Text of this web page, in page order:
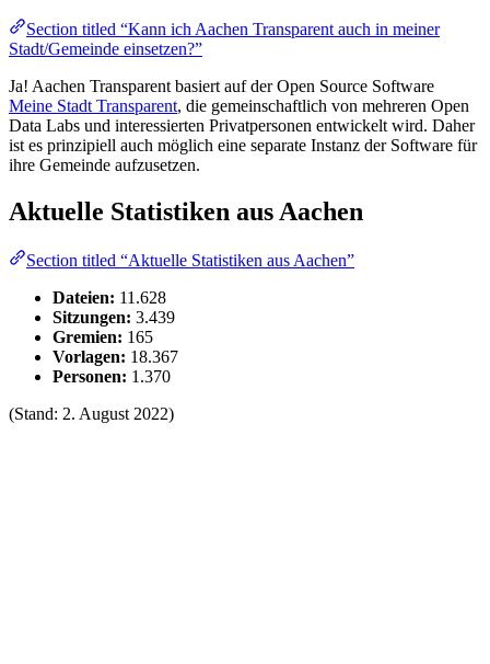
Section titled “Kann ich Aachen Transparent auch in meiner
Stadt/Gemeinde einsetzen?”
Ja! Aachen Transparent basiert auf der Open Source Software
Meine Stadt Transparent, die gemeinschaftlich von mehreren Open
Data Labs und interessierten Privatpersonen entwickelt wird. Daher
ist es prinzipiell auch möglich eine separate Instanz der Software für
ihre Gemeinde aufzusetzen.
Aktuelle Statistiken aus Aachen
Section titled “Aktuelle Statistiken aus Aachen”
Dateien: 11.628
Sitzungen: 3.439
Gremien: 165
Vorlagen: 18.367
Personen: 1.370
(Stand: 2. August 2022)